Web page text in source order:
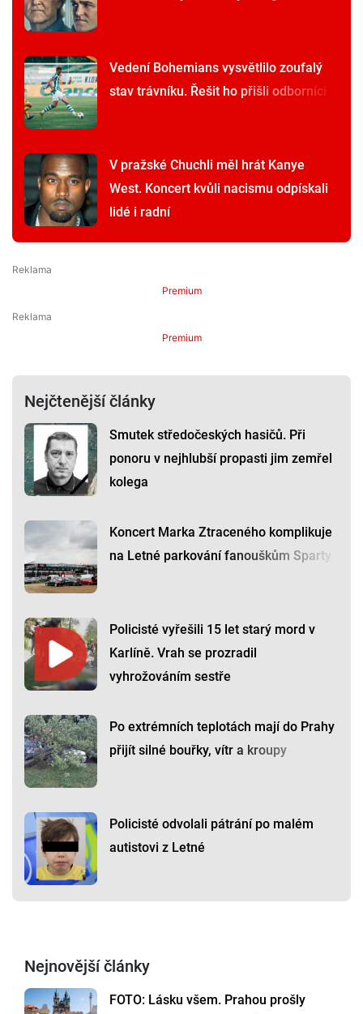
Vedení Bohemians vysvětlilo zoufalý
stav trávníku. Řešit ho přišli odborníci
V pražské Chuchli měl hrát Kanye
West. Koncert kvůli nacismu odpískali
lidé i radní
Premium
Premium
Nejčtenější články
Smutek středočeských hasičů. Při
ponoru v nejhlubší propasti jim zemřel
kolega
Koncert Marka Ztraceného komplikuje
na Letné parkování fanouškům Sparty
Policisté vyřešili 15 let starý mord v
Karlíně. Vrah se prozradil
vyhrožováním sestře
Po extrémních teplotách mají do Prahy
přijít silné bouřky, vítr a kroupy
Policisté odvolali pátrání po malém
autistovi z Letné
Nejnovější články
FOTO: Lásku všem. Prahou prošly